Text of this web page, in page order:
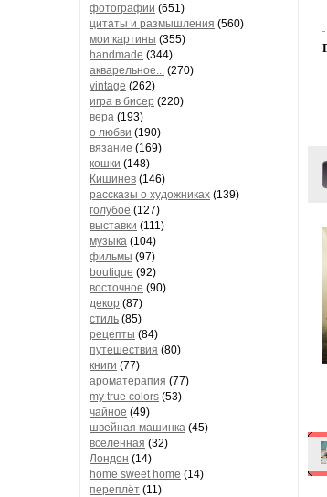
фотографии (651)
цитаты и размышления (560)
мои картины (355)
handmade (344)
акварельное... (270)
vintage (262)
игра в бисер (220)
вера (193)
о любви (190)
вязание (169)
кошки (148)
Кишинев (146)
рассказы о художниках (139)
голубое (127)
выставки (111)
музыка (104)
фильмы (97)
boutique (92)
восточное (90)
декор (87)
стиль (85)
рецепты (84)
путешествия (80)
книги (77)
ароматерапия (77)
my true colors (53)
чайное (49)
швейная машинка (45)
вселенная (32)
Лондон (14)
home sweet home (14)
переплёт (11)